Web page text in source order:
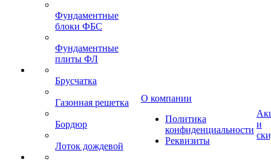
Фундаментные
блоки ФБС
Фундаментные
плиты ФЛ
Брусчатка
Газонная решетка
Бордюр
Лоток дождевой
О компании
Политика
конфиденциальности
Реквизиты
и